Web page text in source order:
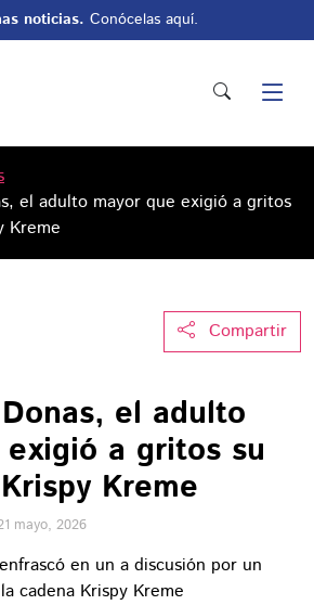
noticias. Conócelas aquí.
el adulto mayor que exigió a gritos
Kreme
Compartir
el adulto
a gritos su
Kreme
mayo, 2026
en un a discusión por un
cadena Krispy Kreme